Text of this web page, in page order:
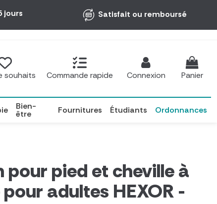
jours Satisfait ou remboursé
souhaits Commande rapide Connexion Panier
Bien-
être Fournitures Étudiants Ordonnances
pied et cheville à
adultes HEXOR -